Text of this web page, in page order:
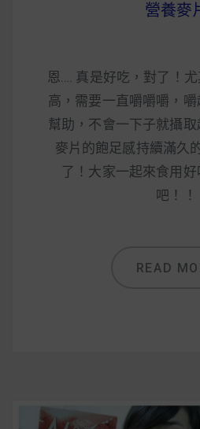
啦！
減醣食材推薦
營養麥
恩…. 真是好吃，對了！
高，需要一直嚼嚼嚼，
幫助，不會一下子就攝取
麥片的飽足感持續滿久
了！大家一起來食用
吧！！
READ